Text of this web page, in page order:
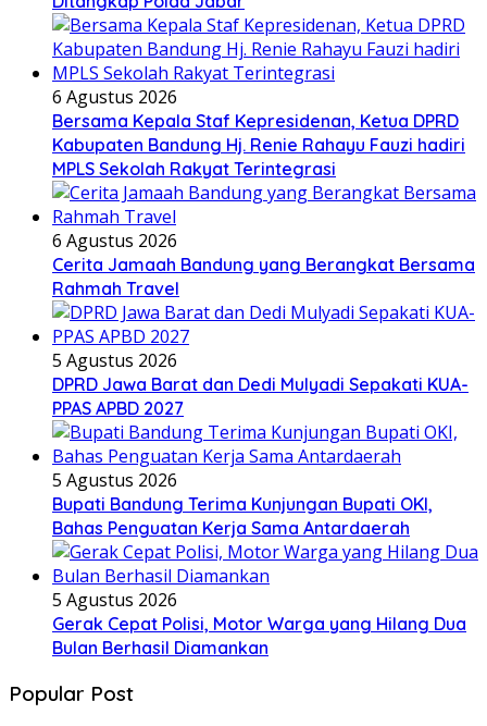
6 Agustus 2026
Bersama Kepala Staf Kepresidenan, Ketua DPRD
Kabupaten Bandung Hj. Renie Rahayu Fauzi hadiri
MPLS Sekolah Rakyat Terintegrasi
6 Agustus 2026
Cerita Jamaah Bandung yang Berangkat Bersama
Rahmah Travel
5 Agustus 2026
DPRD Jawa Barat dan Dedi Mulyadi Sepakati KUA-
PPAS APBD 2027
5 Agustus 2026
Bupati Bandung Terima Kunjungan Bupati OKI,
Bahas Penguatan Kerja Sama Antardaerah
5 Agustus 2026
Gerak Cepat Polisi, Motor Warga yang Hilang Dua
Bulan Berhasil Diamankan
Popular Post